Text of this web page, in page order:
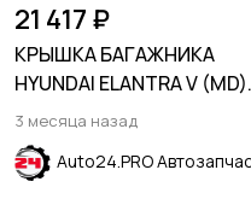
21 417 ₽
КРЫШКА БАГАЖНИКА
HYUNDAI ELANTRA V (MD)
2010-2016
3 месяца назад